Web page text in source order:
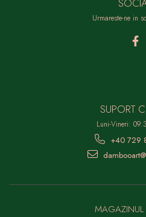
Urmareste-ne in
SUPORT
Luni-Vineri:
+40 729
MAGAZINUL